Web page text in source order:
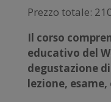
Prezzo totale:
Il corso
educativo del
degustazione
lezione,